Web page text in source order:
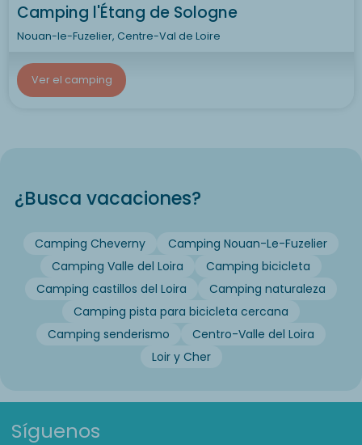
Camping l'Étang de Sologne
Nouan-le-Fuzelier, Centre-Val de Loire
Ver el camping
¿Busca vacaciones?
Camping Cheverny
Camping Nouan-Le-Fuzelier
Camping Valle del Loira
Camping bicicleta
Camping castillos del Loira
Camping naturaleza
Camping pista para bicicleta cercana
Camping senderismo
Centro-Valle del Loira
Loir y Cher
Síguenos